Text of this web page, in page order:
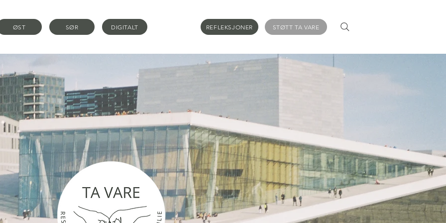
ØST SØR DIGITALT REFLEKSJONER STØTT TA VARE